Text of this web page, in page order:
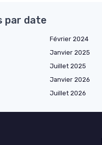
par date
Février 2024
Janvier 2025
Juillet 2025
Janvier 2026
Juillet 2026